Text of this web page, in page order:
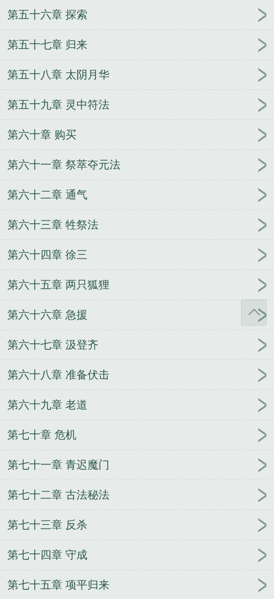
第五十六章 探索
第五十七章 归来
第五十八章 太阴月华
第五十九章 灵中符法
第六十章 购买
第六十一章 祭萃夺元法
第六十二章 通气
第六十三章 牲祭法
第六十四章 徐三
第六十五章 两只狐狸
第六十六章 急援
第六十七章 汲登齐
第六十八章 准备伏击
第六十九章 老道
第七十章 危机
第七十一章 青迟魔门
第七十二章 古法秘法
第七十三章 反杀
第七十四章 守成
第七十五章 项平归来